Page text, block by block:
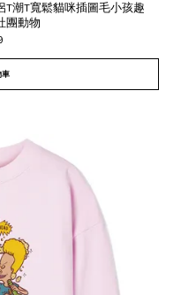
T潮T寬鬆貓咪插圖毛小孩趣
團動物
車